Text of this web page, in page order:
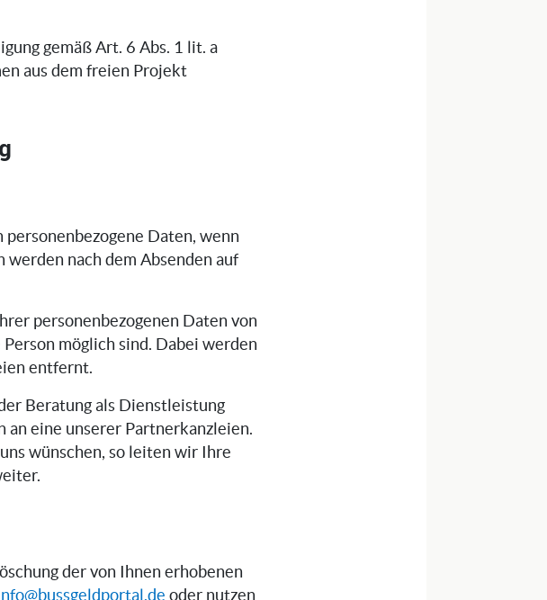
gemäß Art. 6 Abs. 1 lit. a
aus dem freien Projekt
Daten, wenn
werden nach dem Absenden auf
personenbezogenen Daten von
möglich sind. Dabei werden
entfernt.
Beratung als Dienstleistung
eine unserer Partnerkanzleien.
wünschen, so leiten wir Ihre
der von Ihnen erhobenen
oder nutzen